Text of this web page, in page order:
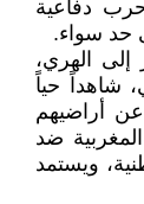
حرب دفاعية
حد سواء.
الهري،
شاهداً حياً
أراضيهم
ضد
ويستمد